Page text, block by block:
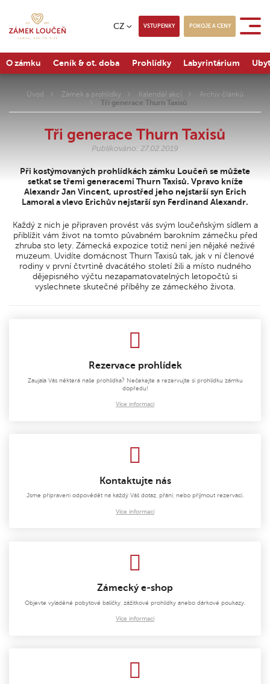
CZ VSTUPENKY POKOJE A CENY
O zámku Ceník & ot. doba Prohlídky Labyrintárium
Úvod Zámek a prohlídky Kalendář akcí
Archiv článků
Tři generace Thurn Taxisů
Tři generace Thurn Taxisů
Publikováno: 27.02.2019
Při kostýmovaných prohlídkách zámku Loučeň se můžete
setkat se třemi generacemi Thurn Taxisů. Vpravo kníže
Alexandr Jan Vincent, uprostřed jeho nejstarší syn Erich
Lamoral a vlevo Erichův nejstarší syn Ferdinand Alexandr.
Každý z nich je připraven provést vás svým loučeňským sídlem a
přiblížit vám život na tomto půvabném barokním zámečku před
zhruba sto lety. Zámecká expozice totiž není jen nějaké neživé
muzeum. Uvidíte domácnost Thurn Taxisů tak, jak v ní členové
rodiny v první čtvrtině dvacátého století žili a místo nudného
dějepisného výčtu nezapamatovatelných letopočtů si
vyslechnete skutečné příběhy ze zámeckého života.
Rezervace prohlídek
Zaujala Vás některá naše prohlídka? Nečekejte a rezervujte si prohlídku zámku
dopředu!
Více informací
Kontaktujte nás
Jsme připraveni odpovědět na každý Váš dotaz, přání, nebo přijmout rezervaci.
Více informací
Zámecký e-shop
Objevte vyladěné pobytové balíčky, zážitkové prohlídky anebo dárkové poukazy.
Více informací